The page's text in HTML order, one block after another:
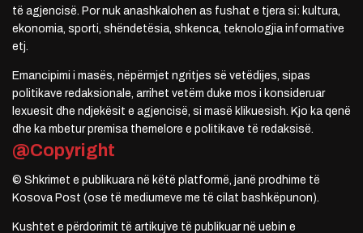
të agjencisë. Por nuk anashkalohen as fushat e tjera si: kultura,
ekonomia, sporti, shëndetësia, shkenca, teknologjia informative
etj.
Emancipimi i masës, nëpërmjet ngritjes së vetëdijes, sipas
politikave redaksionale, arrihet vetëm duke mos i konsideruar
lexuesit dhe ndjekësit e agjencisë, si masë klikuesish. Kjo ka qenë
dhe ka mbetur premisa themelore e politikave të redaksisë.
@Copyright
© Shkrimet e publikuara në këtë platformë, janë prodhime të
Kosova Post (ose të mediumeve me të cilat bashkëpunon).
Kushtet e përdorimit të artikujve të publikuar në uebin e